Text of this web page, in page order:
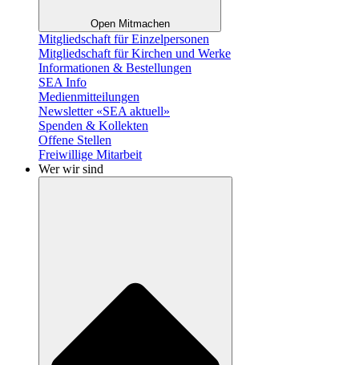
Open Mitmachen
Mitgliedschaft für Einzelpersonen
Mitgliedschaft für Kirchen und Werke
Informationen & Bestellungen
SEA Info
Medienmitteilungen
Newsletter «SEA aktuell»
Spenden & Kollekten
Offene Stellen
Freiwillige Mitarbeit
Wer wir sind